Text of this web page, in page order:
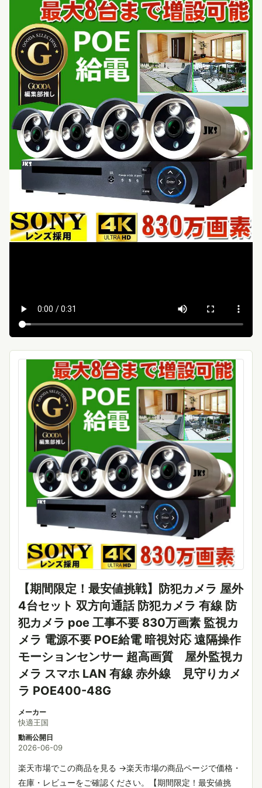
【期間限定！最安値挑戦】防犯カメラ 屋外
4台セット 双方向通話 防犯カメラ 有線 防
犯カメラ poe 工事不要 830万画素 監視カ
メラ 電源不要 POE給電 暗視対応 遠隔操作
モーションセンサー 超高画質 屋外監視カ
メラ スマホ LAN 有線 赤外線 見守りカメ
ラ POE400-48G
メーカー
快適王国
動画公開日
2026-06-09
楽天市場でこの商品を見る →楽天市場の商品ページで価格・
在庫・レビューをご確認ください。【期間限定！最安値挑